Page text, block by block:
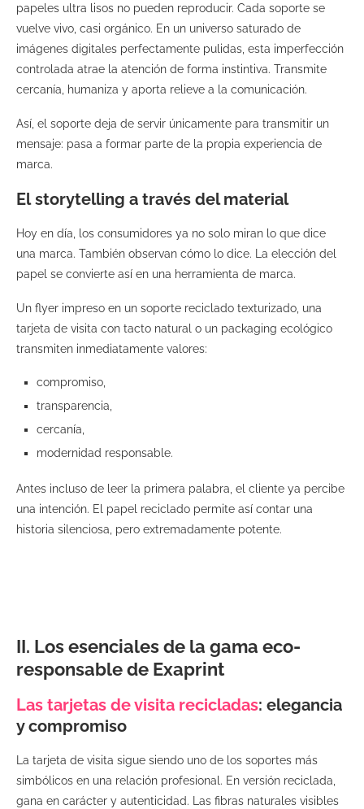
papeles ultra lisos no pueden reproducir. Cada soporte se
vuelve vivo, casi orgánico. En un universo saturado de
imágenes digitales perfectamente pulidas, esta imperfección
controlada atrae la atención de forma instintiva. Transmite
cercanía, humaniza y aporta relieve a la comunicación.
Así, el soporte deja de servir únicamente para transmitir un
mensaje: pasa a formar parte de la propia experiencia de
marca.
El storytelling a través del material
Hoy en día, los consumidores ya no solo miran lo que dice
una marca. También observan cómo lo dice. La elección del
papel se convierte así en una herramienta de marca.
Un flyer impreso en un soporte reciclado texturizado, una
tarjeta de visita con tacto natural o un packaging ecológico
transmiten inmediatamente valores:
compromiso,
transparencia,
cercanía,
modernidad responsable.
Antes incluso de leer la primera palabra, el cliente ya percibe
una intención. El papel reciclado permite así contar una
historia silenciosa, pero extremadamente potente.
II. Los esenciales de la gama eco-
responsable de Exaprint
Las tarjetas de visita recicladas: elegancia
y compromiso
La tarjeta de visita sigue siendo uno de los soportes más
simbólicos en una relación profesional. En versión reciclada,
gana en carácter y autenticidad. Las fibras naturales visibles